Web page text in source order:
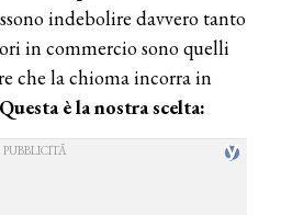
indebolire davvero tanto
in commercio sono quelli
che la chioma incorra in
Questa è la nostra scelta: